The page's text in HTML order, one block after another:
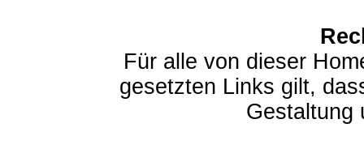
Für alle von dieser
gesetzten Links gilt,
Gestaltung